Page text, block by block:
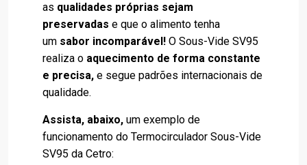
as qualidades próprias sejam
preservadas e que o alimento tenha
um sabor incomparável! O Sous-Vide SV95
realiza o aquecimento de forma constante
e precisa, e segue padrões internacionais de
qualidade.
Assista, abaixo, um exemplo de
funcionamento do Termocirculador Sous-Vide
SV95 da Cetro: